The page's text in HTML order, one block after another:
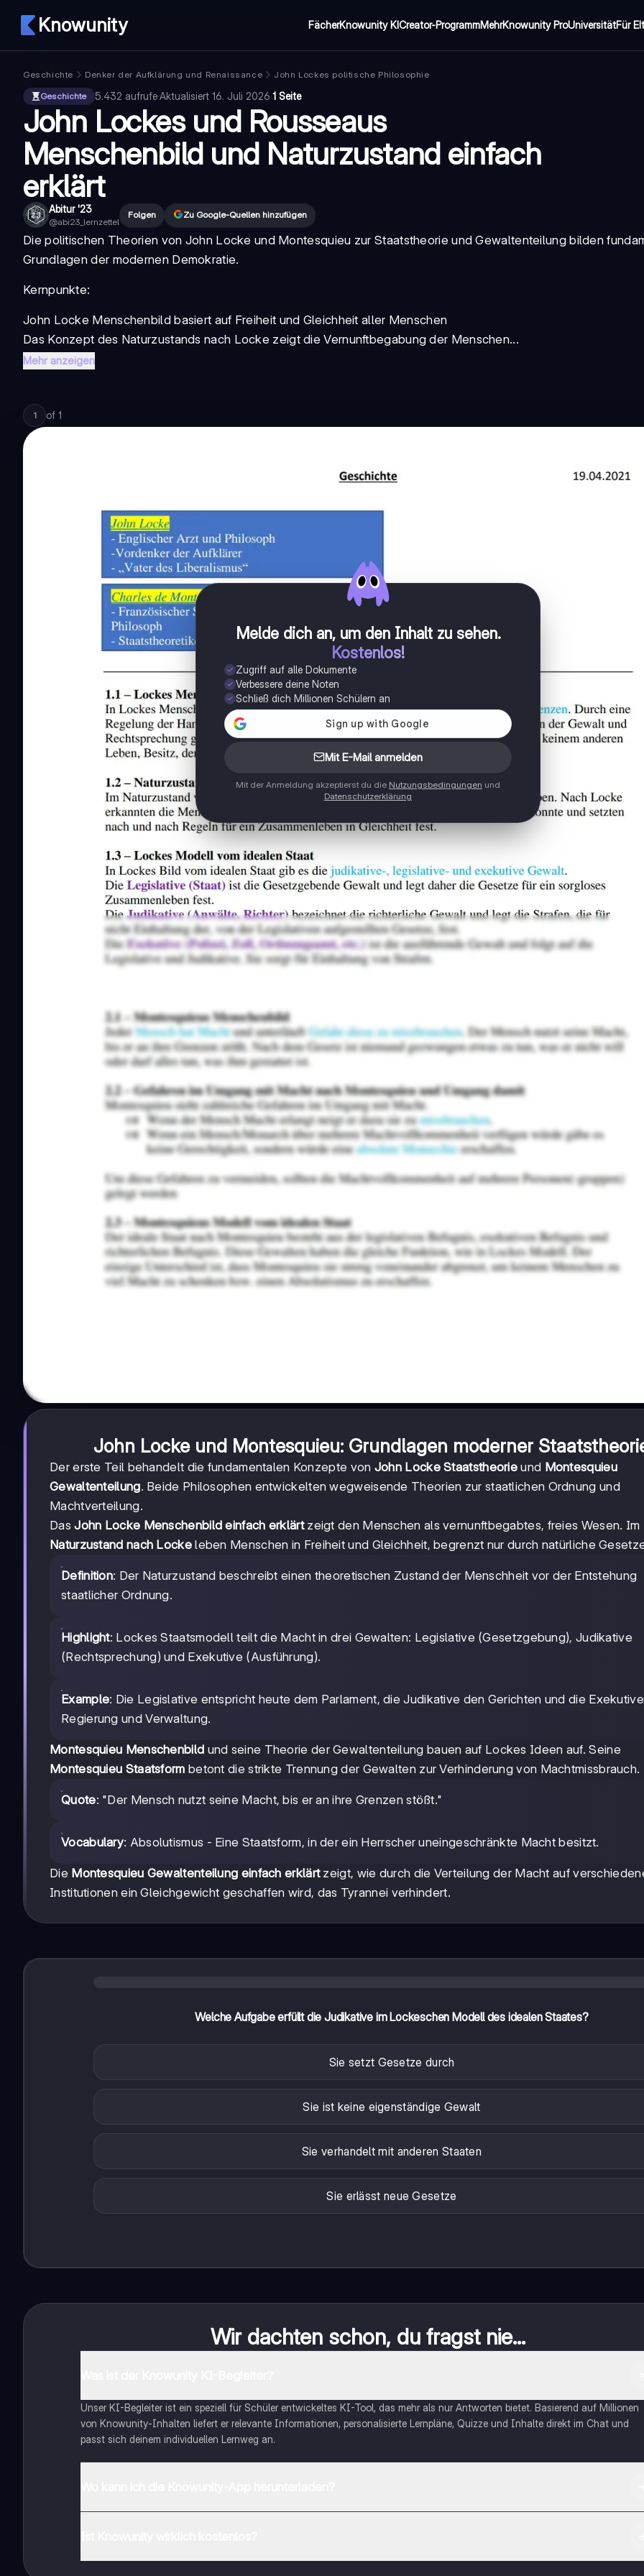
Knowunity FächerKnowunity KICreator-ProgrammMehrKnowunity ProUniversitätFür
Geschichte Denker der Aufklärung und Renaissance
John Lockes politische Philosophie
Geschichte
5.432 aufrufe·Aktualisiert 16. Juli 2026·1 Seite
John Lockes und Rousseaus
Menschenbild und Naturzustand einfach
erklärt
Abitur '23
@abi23_lernzettel
Folgen Zu Google-Quellen hinzufügen
Die politischen Theorien von John Locke und Montesquieu zur Staatstheorie und Gewaltenteilung bilden
Grundlagen der modernen Demokratie.
Kernpunkte:
John Locke Menschenbildbasiert auf Freiheit und Gleichheit aller Menschen
Das Konzept des Naturzustands nach Locke zeigt die Vernunftbegabung der Menschen...
Mehr anzeigen
1 of 1
Melde dich an, um den Inhalt zu sehen.
Kostenlos!
Zugriff auf alle Dokumente
Verbessere deine Noten
Schließ dich Millionen Schülern an
Mit E-Mail anmelden
Mit der Anmeldung akzeptierst du die Nutzungsbedingungen und
Datenschutzerklärung
John Locke und Montesquieu: Grundlagen moderner
Der erste Teil behandelt die fundamentalen Konzepte von John Locke Staatstheorie und Montesquieu
Gewaltenteilung. Beide Philosophen entwickelten wegweisende Theorien zur staatlichen Ordnung und
Machtverteilung.
DasJohn Locke Menschenbild einfach erklärtzeigt den Menschen als vernunftbegabtes, freies Wesen. Im
Naturzustand nach Lockeleben Menschen in Freiheit und Gleichheit, begrenzt nur durch natürliche
Definition: Der Naturzustand beschreibt einen theoretischen Zustand der Menschheit vor der Entstehung
staatlicher Ordnung.
Highlight: Lockes Staatsmodell teilt die Macht in drei Gewalten: Legislative (Gesetzgebung), Judikative
(Rechtsprechung) und Exekutive (Ausführung).
Example: Die Legislative entspricht heute dem Parlament, die Judikative den Gerichten und die
Regierung und Verwaltung.
Montesquieu Menschenbild und seine Theorie der Gewaltenteilung bauen auf Lockes Ideen auf. Seine
Montesquieu Staatsform betont die strikte Trennung der Gewalten zur Verhinderung von Machtmissbrauch.
Quote: "Der Mensch nutzt seine Macht, bis er an ihre Grenzen stößt."
Vocabulary: Absolutismus - Eine Staatsform, in der ein Herrscher uneingeschränkte Macht besitzt.
Die Montesquieu Gewaltenteilung einfach erklärtzeigt, wie durch die Verteilung der Macht auf
Institutionen ein Gleichgewicht geschaffen wird, das Tyrannei verhindert.
Welche Aufgabe erfüllt die Judikative im Lockeschen Modell des idealen Staates?
Sie setzt Gesetze durch
Sie ist keine eigenständige Gewalt
Sie verhandelt mit anderen Staaten
Sie erlässt neue Gesetze
Wir dachten schon, du fragst nie...
Unser KI-Begleiter ist ein speziell für Schüler entwickeltes KI-Tool, das mehr als nur Antworten bietet. Basierend auf Millionen
von Knowunity-Inhalten liefert er relevante Informationen, personalisierte Lernpläne, Quizze und Inhalte direkt im Chat und
passt sich deinem individuellen Lernweg an.